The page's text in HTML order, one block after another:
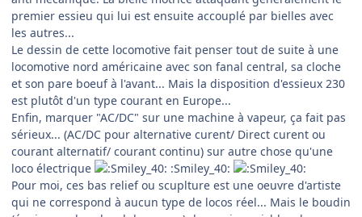
premier essieu qui lui est ensuite accouplé par bielles avec
les autres...
Le dessin de cette locomotive fait penser tout de suite à une
locomotive nord américaine avec son fanal central, sa cloche
et son pare boeuf à l'avant... Mais la disposition d'essieux 230
est plutôt d'un type courant en Europe...
Enfin, marquer "AC/DC" sur une machine à vapeur, ça fait pas
sérieux... (AC/DC pour alternative curent/ Direct curent ou
courant alternatif/ courant continu) sur autre chose qu'une
loco électrique
:Smiley_40:
Pour moi, ces bas relief ou scuplture est une oeuvre d'artiste
qui ne correspond à aucun type de locos réel... Mais le boudin